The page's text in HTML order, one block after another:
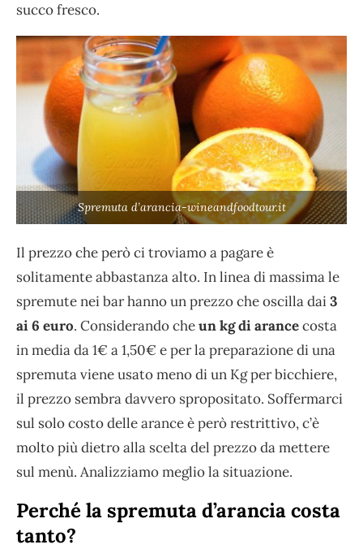
succo fresco.
Spremuta d’arancia-wineandfoodtour.it
Il prezzo che però ci troviamo a pagare è
solitamente abbastanza alto. In linea di massima le
spremute nei bar hanno un prezzo che oscilla dai3
ai 6 euro. Considerando cheun kg di arancecosta
in media da 1€ a 1,50€ e per la preparazione di una
spremuta viene usato meno di un Kg per bicchiere,
il prezzo sembra davvero spropositato. Soffermarci
sul solo costo delle arance è però restrittivo, c’è
molto più dietro alla scelta del prezzo da mettere
sul menù. Analizziamo meglio la situazione.
Perché la spremuta d’arancia costa
tanto?